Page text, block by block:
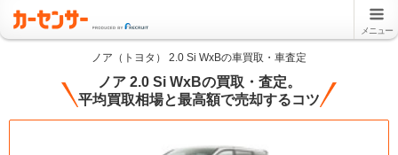
メニュー
ノア（トヨタ） 2.0 Si WxBの車買取・車査定
ノア 2.0 Si WxBの買取・査定。
平均買取相場と最高額で売却するコツ